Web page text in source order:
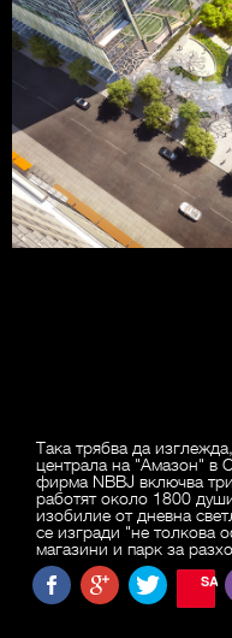
Така трябва да
централа на "Амазон" в
фирма NBBJ включва
работят около 1800
изобилие от дневна
се изгради "не толкова
магазини и парк за
SAVE